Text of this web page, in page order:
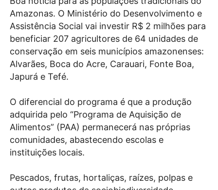
Amazonas. O Ministério do Desenvolvimento e
Assistência Social vai investir R$ 2 milhões para
beneficiar 207 agricultores de 64 unidades de
conservação em seis municípios amazonenses:
Alvarães, Boca do Acre, Carauari, Fonte Boa,
Japurá e Tefé.
O diferencial do programa é que a produção
adquirida pelo “Programa de Aquisição de
Alimentos” (PAA) permanecerá nas próprias
comunidades, abastecendo escolas e
instituições locais.
Pescados, frutas, hortaliças, raízes, polpas e